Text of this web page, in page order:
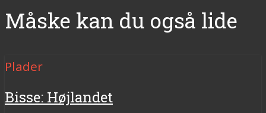
Måske kan du også lide
Plader
Bisse: Højlandet